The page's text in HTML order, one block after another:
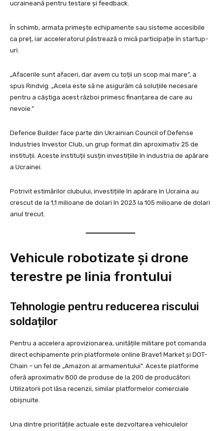
ucraineană pentru testare și feedback.
În schimb, armata primește echipamente sau sisteme accesibile
ca preț, iar acceleratorul păstrează o mică participație în startup-
uri.
„Afacerile sunt afaceri, dar avem cu toții un scop mai mare”, a
spus Rindvig. „Acela este să ne asigurăm că soluțiile necesare
pentru a câștiga acest război primesc finanțarea de care au
nevoie.”
Defence Builder face parte din Ukrainian Council of Defense
Industries Investor Club, un grup format din aproximativ 25 de
instituții. Aceste instituții susțin investițiile în industria de apărare
a Ucrainei.
Potrivit estimărilor clubului, investițiile în apărare în Ucraina au
crescut de la 1,1 milioane de dolari în 2023 la 105 milioane de dolari
anul trecut.
Vehicule robotizate și drone
terestre pe linia frontului
Tehnologie pentru reducerea riscului
soldaților
Pentru a accelera aprovizionarea, unitățile militare pot comanda
direct echipamente prin platformele online Brave1 Market și DOT-
Chain – un fel de „Amazon al armamentului”. Aceste platforme
oferă aproximativ 800 de produse de la 200 de producători.
Utilizatorii pot lăsa recenzii, similar platformelor comerciale
obișnuite.
Una dintre prioritățile actuale este dezvoltarea vehiculelor